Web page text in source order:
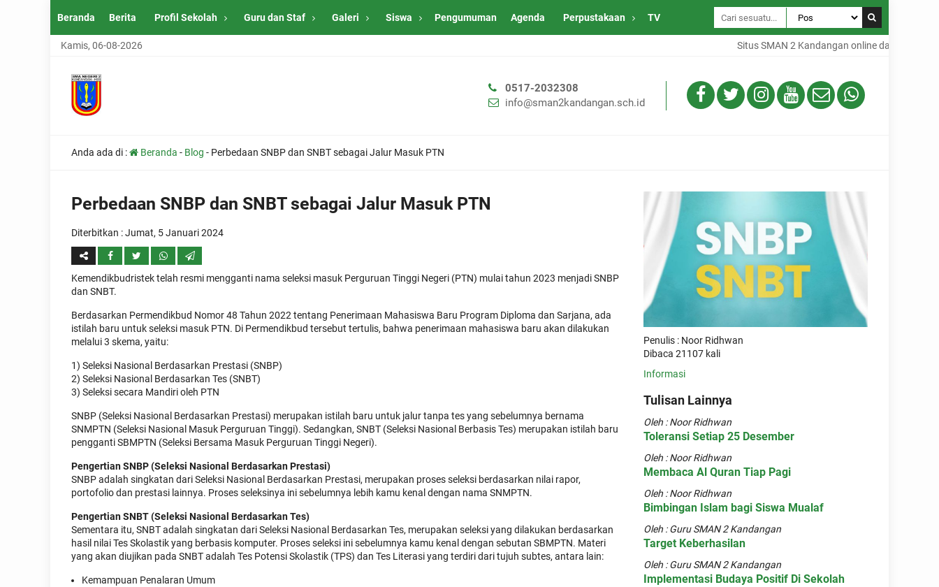
Beranda Berita Profil Sekolah Guru dan Staf Galeri Siswa Pengumuman Agenda Perpustakaan TV
Kamis, 06-08-2026 Situs SMAN 2 Kandangan online dari Desa
0517-2032308
info@sman2kandangan.sch.id
Anda ada di : Beranda - Blog - Perbedaan SNBP dan SNBT sebagai Jalur Masuk PTN
Perbedaan SNBP dan SNBT sebagai Jalur Masuk PTN
Diterbitkan :Jumat, 5 Januari 2024
Kemendikbudristek telah resmi mengganti nama seleksi masuk Perguruan Tinggi Negeri (PTN) mulai tahun 2023 menjadi SNBP
dan SNBT.
Berdasarkan Permendikbud Nomor 48 Tahun 2022 tentang Penerimaan Mahasiswa Baru Program Diploma dan Sarjana, ada
istilah baru untuk seleksi masuk PTN. Di Permendikbud tersebut tertulis, bahwa penerimaan mahasiswa baru akan dilakukan
melalui 3 skema, yaitu:
1) Seleksi Nasional Berdasarkan Prestasi (SNBP)
2) Seleksi Nasional Berdasarkan Tes (SNBT)
3) Seleksi secara Mandiri oleh PTN
SNBP (Seleksi Nasional Berdasarkan Prestasi) merupakan istilah baru untuk jalur tanpa tes yang sebelumnya bernama
SNMPTN (Seleksi Nasional Masuk Perguruan Tinggi). Sedangkan, SNBT (Seleksi Nasional Berbasis Tes) merupakan istilah baru
pengganti SBMPTN (Seleksi Bersama Masuk Perguruan Tinggi Negeri).
Pengertian SNBP (Seleksi Nasional Berdasarkan Prestasi)
SNBP adalah singkatan dari Seleksi Nasional Berdasarkan Prestasi, merupakan proses seleksi berdasarkan nilai rapor,
portofolio dan prestasi lainnya. Proses seleksinya ini sebelumnya lebih kamu kenal dengan nama SNMPTN.
Pengertian SNBT (Seleksi Nasional Berdasarkan Tes)
Sementara itu, SNBT adalah singkatan dari Seleksi Nasional Berdasarkan Tes, merupakan seleksi yang dilakukan berdasarkan
hasil nilai Tes Skolastik yang berbasis komputer. Proses seleksi ini sebelumnya kamu kenal dengan sebutan SBMPTN. Materi
yang akan diujikan pada SNBT adalah Tes Potensi Skolastik (TPS) dan Tes Literasi yang terdiri dari tujuh subtes, antara lain:
Kemampuan Penalaran Umum
Penulis : Noor Ridhwan
Dibaca 21107 kali
Informasi
Tulisan Lainnya
Oleh : Noor Ridhwan
Toleransi Setiap 25 Desember
Oleh : Noor Ridhwan
Membaca Al Quran Tiap Pagi
Oleh : Noor Ridhwan
Bimbingan Islam bagi Siswa Mualaf
Oleh : Guru SMAN 2 Kandangan
Target Keberhasilan
Oleh : Guru SMAN 2 Kandangan
Implementasi Budaya Positif Di Sekolah